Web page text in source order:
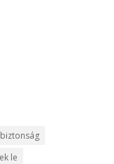
biztonság
le